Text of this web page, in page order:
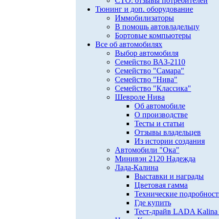
Тюнинг и доп. оборудование
Иммобилизаторы
В помощь автовладельцу
Бортовые компьютеры
Все об автомобилях
Выбор автомобиля
Семейство ВАЗ-2110
Семейство "Самара"
Семейство "Нива"
Семейство "Классика"
Шевроле Нива
Об автомобиле
О производстве
Тесты и статьи
Отзывы владельцев
Из истории создания
Автомобили "Ока"
Минивэн 2120 Надежда
Лада-Калина
Выставки и награды
Цветовая гамма
Технические
Где купить
Тест-драйв LADA Kalina